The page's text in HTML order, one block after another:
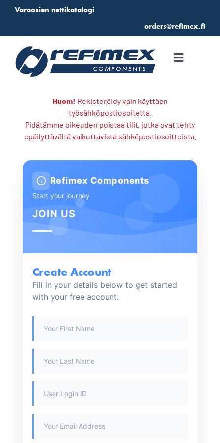
Skip
content
Varaosien nettikatalogi
orders@refimex.fi
Toggle
Kirjautuminen
Tarjouspyyntö
Huom! Rekisteröidy vain käyttäen
työsähköpostiosoitetta.
Pidätämme oikeuden poistaa tilit, jotka ovat tehty
epäilyttävältä vaikuttavista sähköpostiosoitteista.
Refimex Components
Start your journey
JOIN US
Create Account
Fill in your details below to get started
with your free account.